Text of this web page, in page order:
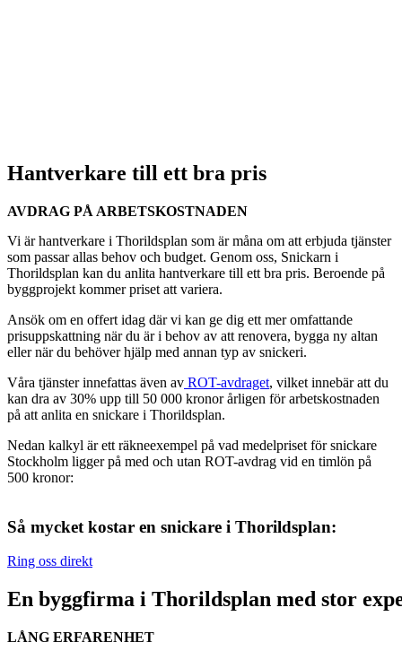
Hantverkare till ett bra pris
AVDRAG PÅ ARBETSKOSTNADEN
Vi är hantverkare i Thorildsplan som är måna om att erbjuda tjänster
som passar allas behov och budget. Genom oss, Snickarn i
Thorildsplan kan du anlita hantverkare till ett bra pris. Beroende på
byggprojekt kommer priset att variera.
Ansök om en offert idag där vi kan ge dig ett mer omfattande
prisuppskattning när du är i behov av att renovera, bygga ny altan
eller när du behöver hjälp med annan typ av snickeri.
Våra tjänster innefattas även av ROT-avdraget, vilket innebär att du
kan dra av 30% upp till 50 000 kronor årligen för arbetskostnaden
på att anlita en snickare i Thorildsplan.
Nedan kalkyl är ett räkneexempel på vad medelpriset för snickare
Stockholm ligger på med och utan ROT-avdrag vid en timlön på
500 kronor:
Så mycket kostar en snickare i Thorildsplan:
Ring oss direkt
En byggfirma i Thorildsplan med stor
LÅNG ERFARENHET